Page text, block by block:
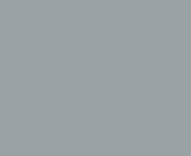
mit jedem Aufruf der
betroffene Person oder ein
System eine Reihe von
und Informationen. Diese
und Informationen werden in
gespeichert. Erfasst
(1) verwendeten Browsertypen
das vom zugreifenden System
(3) die Internetseite,
System auf unsere